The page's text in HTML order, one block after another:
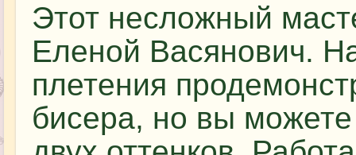
Этот несложный
Еленой Васянович.
плетения
бисера, но вы